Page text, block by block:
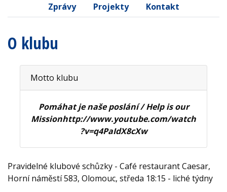
Zprávy
Projekty Kontakt
O klubu
Motto klubu
Pomáhat je naše poslání / Help is our
Missionhttp://www.youtube.com/watch
?v=q4PaIdX8cXw
Pravidelné klubové schůzky - Café restaurant Caesar,
Horní náměstí 583, Olomouc, středa 18:15 - liché týdny